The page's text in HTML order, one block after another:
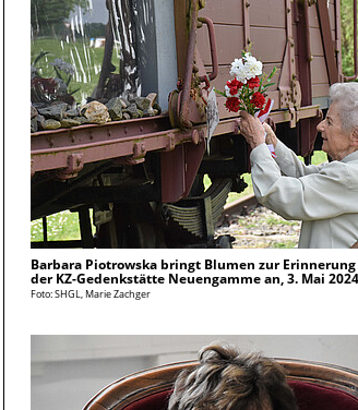
Barbara Piotrowska bringt Blumen zur Erinnerung
der KZ-Gedenkstätte Neuengamme an, 3. Mai 2024
Foto: SHGL, Marie Zachger